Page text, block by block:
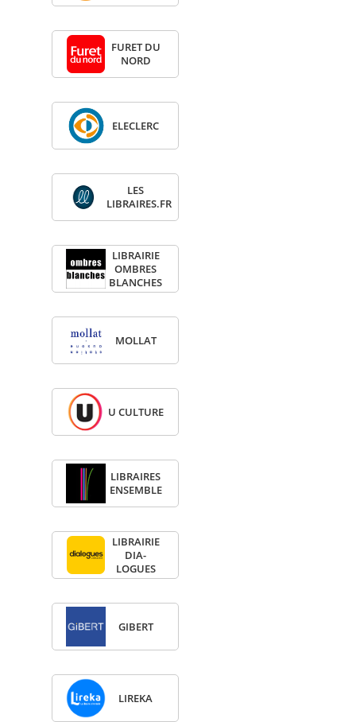
FURET DU
NORD
ELE­CLERC
LES
LIBRAIRES.FR
LIBRAI­RIE
OMBRES
BLANCHES
MOL­LAT
U CULTURE
LIBRAIRES
ENSEMBLE
LIBRAI­RIE
DIA­
LOGUES
GIBERT
LIREKA